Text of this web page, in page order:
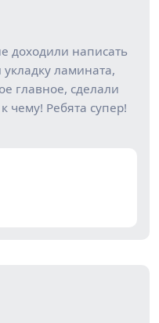
доходили написать
ламината,
главное, сделали
чему! Ребята супер!